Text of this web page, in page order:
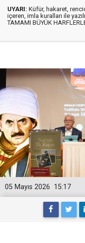
UYARI: Küfür, hakaret,
içeren, imla kuralları ile
TAMAMI BÜYÜK
15:17
05 Mayıs 2026